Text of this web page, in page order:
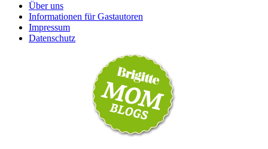
Über uns
Informationen für Gastautoren
Impressum
Datenschutz